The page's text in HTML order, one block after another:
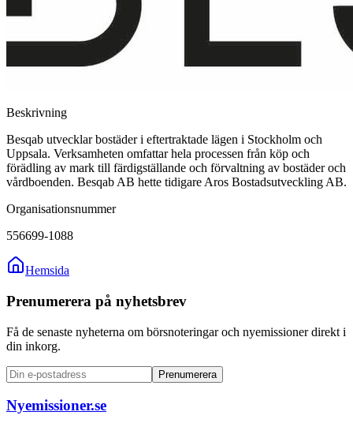
Beskrivning
Besqab utvecklar bostäder i eftertraktade lägen i Stockholm och
Uppsala. Verksamheten omfattar hela processen från köp och
förädling av mark till färdigställande och förvaltning av bostäder och
vårdboenden. Besqab AB hette tidigare Aros Bostadsutveckling AB.
Organisationsnummer
556699-1088
Hemsida
Prenumerera på nyhetsbrev
Få de senaste nyheterna om börsnoteringar och nyemissioner direkt i
din inkorg.
Prenumerera
Nyemissioner.se